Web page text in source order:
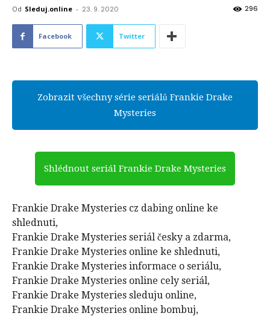
Od Sleduj.online - 23. 9. 2020 296
Facebook Twitter
Zobrazit všechny série seriálů Frankie Drake
Mysteries
Shlédnout seriál Frankie Drake Mysteries
Frankie Drake Mysteries cz dabing online ke
shlednuti,
Frankie Drake Mysteries seriál česky a zdarma,
Frankie Drake Mysteries online ke shlednuti,
Frankie Drake Mysteries informace o seriálu,
Frankie Drake Mysteries online cely seriál,
Frankie Drake Mysteries sleduju online,
Frankie Drake Mysteries online bombuj,